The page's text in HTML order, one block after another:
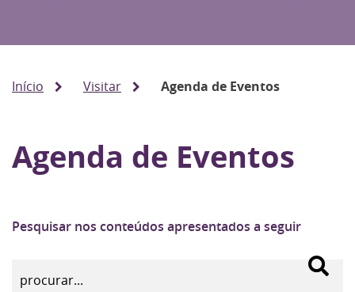
Início Visitar Agenda de Eventos
Agenda de Eventos
Pesquisar nos conteúdos apresentados a seguir